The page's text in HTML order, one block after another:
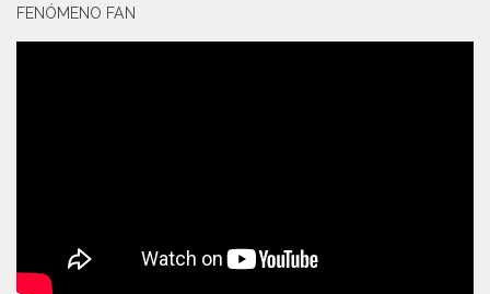
FENÓMENO FAN